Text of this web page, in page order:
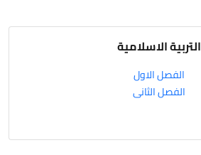
التربية الاسلامية
الفصل الاول
الفصل الثانى